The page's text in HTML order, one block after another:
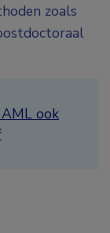
zoals
ook